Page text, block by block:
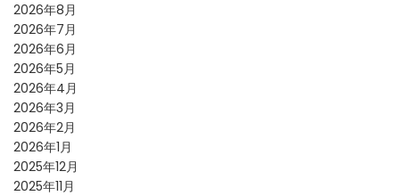
2026年8月
2026年7月
2026年6月
2026年5月
2026年4月
2026年3月
2026年2月
2026年1月
2025年12月
2025年11月